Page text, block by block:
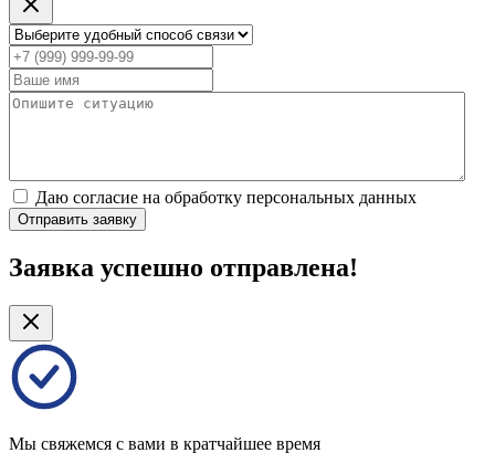
Даю согласие на обработку персональных данных
Отправить заявку
Заявка успешно отправлена!
Мы свяжемся с вами в кратчайшее время